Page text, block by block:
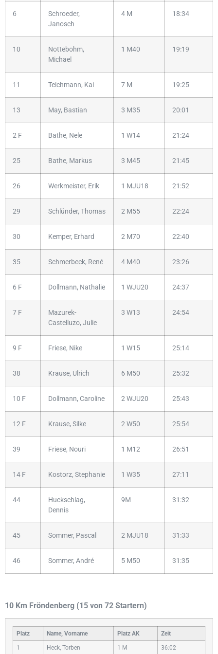
6
Schroeder,
Janosch
4 M 18:34
10
Nottebohm,
Michael
1 M40 19:19
11 Teichmann, Kai 7 M 19:25
13 May, Bastian 3 M35 20:01
2 F Bathe, Nele 1 W14 21:24
25 Bathe, Markus 3 M45 21:45
26 Werkmeister, Erik 1 MJU18 21:52
29 Schlünder, Thomas 2 M55 22:24
30 Kemper, Erhard 2 M70 22:40
35 Schmerbeck, René 4 M40 23:26
6 F Dollmann, Nathalie 1 WJU20 24:37
7 F
Mazurek-
Castelluzo, Julie
3 W13 24:54
9 F Friese, Nike 1 W15 25:14
38 Krause, Ulrich 6 M50 25:32
10 F Dollmann, Caroline 2 WJU20 25:43
12 F Krause, Silke 2 W50 25:54
39 Friese, Nouri 1 M12 26:51
14 F Kostorz, Stephanie 1 W35 27:11
44
Huckschlag,
Dennis
9M 31:32
45 Sommer, Pascal 2 MJU18 31:33
46 Sommer, André 5 M50 31:35
10 Km Fröndenberg (15 von 72 Startern)
Platz Name, Vorname Platz AK Zeit
1 Heck, Torben 1 M 36:02